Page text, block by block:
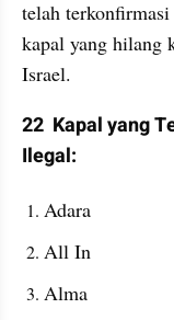
telah
kapal yang hilang
Israel.
22  Kapal yang
Ilegal:
Adara
All In
Alma